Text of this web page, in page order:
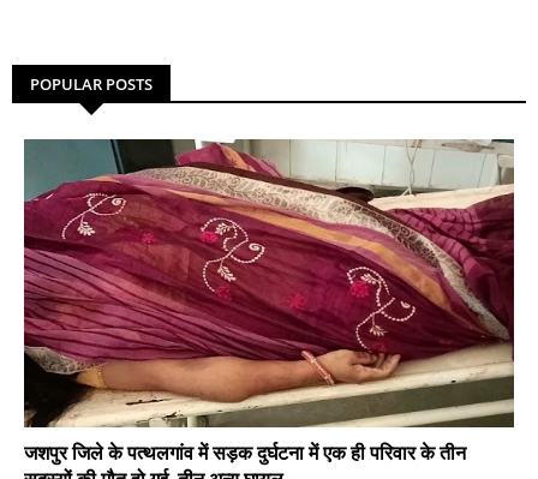
POPULAR POSTS
जशपुर जिले के पत्थलगांव में सड़क दुर्घटना में एक ही परिवार के तीन